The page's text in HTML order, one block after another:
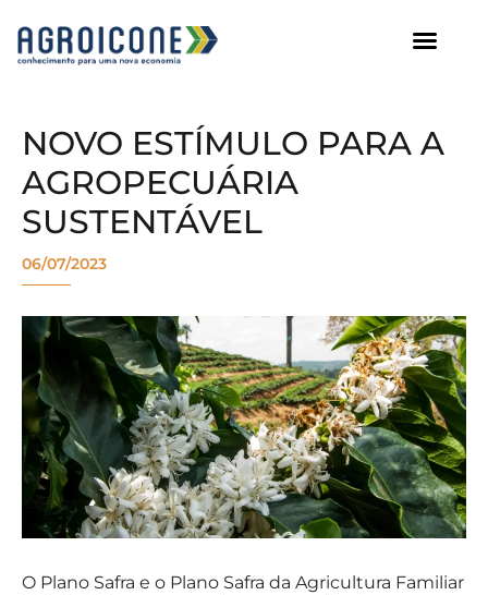
NOVO ESTÍMULO PARA A
AGROPECUÁRIA
SUSTENTÁVEL
06/07/2023
O Plano Safra e o Plano Safra da Agricultura Familiar